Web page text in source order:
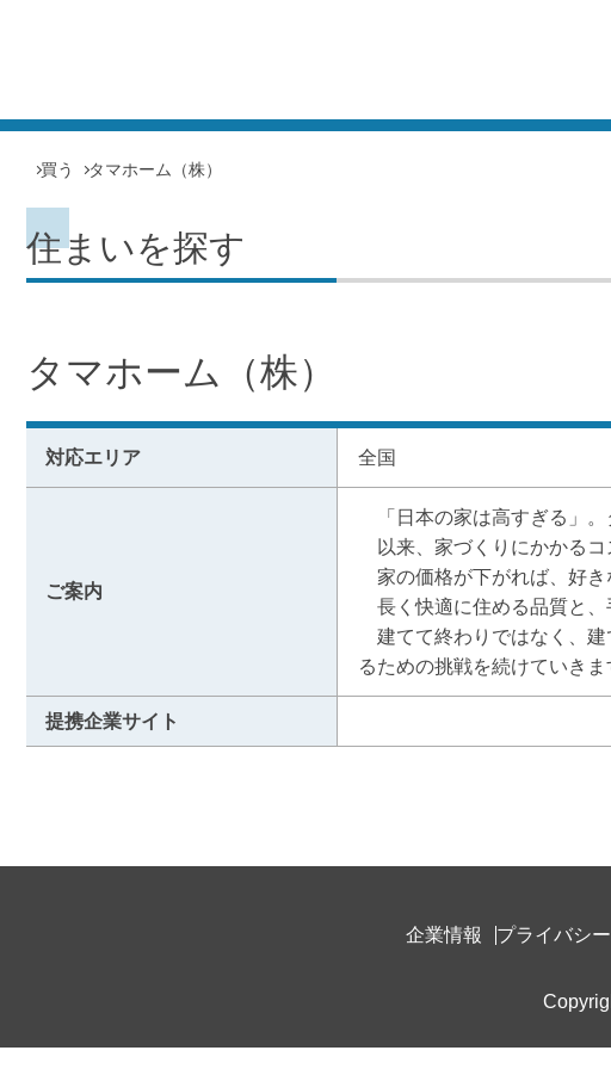
買う タマホーム（株）
住まいを探す
タマホーム（株）
対応エリア 全国
ご案内
「日本の家は高すぎる」。
以来、家づくりにかかるコ
家の価格が下がれば、好き
長く快適に住める品質と、
建てて終わりではなく、建
るための挑戦を続けていきま
提携企業サイト
企業情報 プライバシ